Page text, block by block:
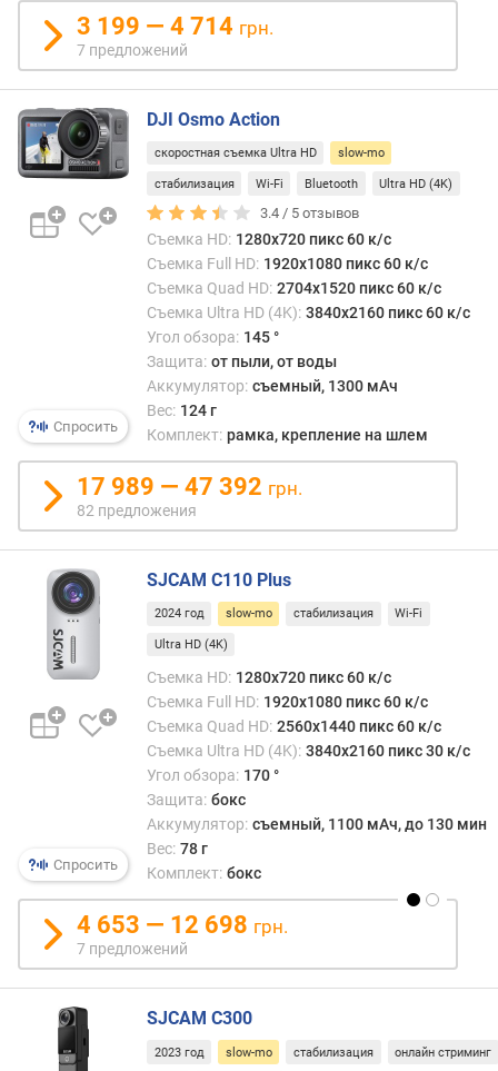
(
o
w
-
m
)
о
б
з
о
р
а
°
)
м
и
н
о
в
к
о
л
в
3 199 — 4 714 грн.
7 предложений
Спросить
DJI Osmo Action
скоростная съемка Ultra HD slow-mo
стабилизация Wi-Fi Bluetooth Ultra HD (4K)
3.4 / 5 отзывов
Съемка HD: 1280x720 пикс 60 к/с
Съемка Full HD: 1920x1080 пикс 60 к/с
Съемка Quad HD: 2704x1520 пикс 60 к/с
Съемка Ultra HD (4K): 3840x2160 пикс 60 к/с
Угол обзора: 145 °
Защита: от пыли, от воды
Аккумулятор: съемный, 1300 мАч
Вес: 124 г
Комплект: рамка, крепление на шлем
17 989 — 47 392 грн.
82 предложения
Спросить
SJCAM C110 Plus
2024 год slow-mo стабилизация Wi-Fi
Ultra HD (4K)
Съемка HD: 1280x720 пикс 60 к/с
Съемка Full HD: 1920x1080 пикс 60 к/с
Съемка Quad HD: 2560x1440 пикс 60 к/с
Съемка Ultra HD (4K): 3840x2160 пикс 30 к/с
Угол обзора: 170 °
Защита: бокс
Аккумулятор: съемный, 1100 мАч, до 130 мин
Вес: 78 г
Комплект: бокс
4 653 — 12 698 грн.
7 предложений
SJCAM C300
2023 год slow-mo стабилизация онлайн стриминг